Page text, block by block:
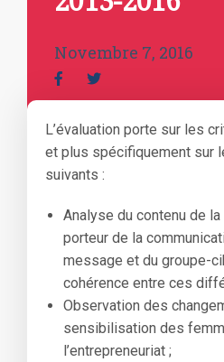
Novembre 7, 2016
L’évaluation porte sur les
et plus spécifiquement sur
suivants :
Analyse du contenu de
porteur de la
message et du groupe-
cohérence entre ces
Observation des
sensibilisation des
l’entrepreneuriat ;